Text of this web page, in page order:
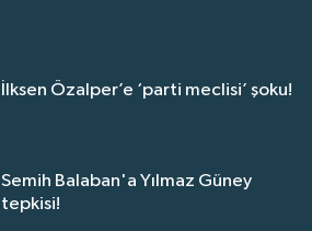
İlksen Özalper’e ‘parti meclisi’ şoku!
Semih Balaban'a Yılmaz Güney
tepkisi!